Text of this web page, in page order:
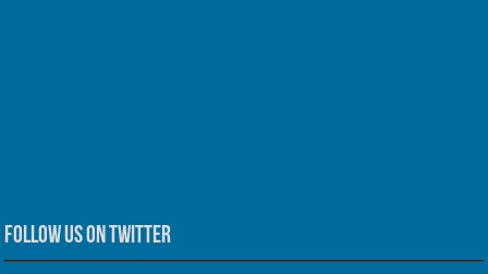
Follow us on Twitter